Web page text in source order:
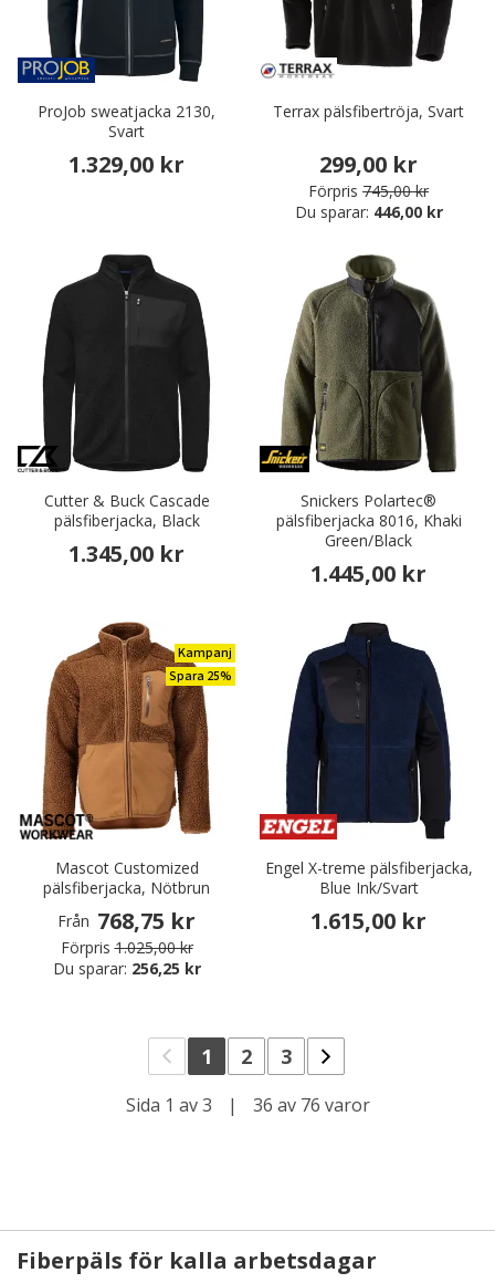
ProJob sweatjacka 2130,
Svart
1.329,00 kr
Terrax pälsfibertröja, Svart
299,00 kr
Förpris 745,00 kr
Du sparar: 446,00 kr
Cutter & Buck Cascade
pälsfiberjacka, Black
1.345,00 kr
Snickers Polartec®
pälsfiberjacka 8016, Khaki
Green/Black
1.445,00 kr
Kampanj
Spara 25%
Mascot Customized
pälsfiberjacka, Nötbrun
Från 768,75 kr
Förpris 1.025,00 kr
Du sparar: 256,25 kr
Engel X-treme pälsfiberjacka,
Blue Ink/Svart
1.615,00 kr
1 2 3
Sida 1 av 3 | 36 av 76 varor
Fiberpäls för kalla arbetsdagar